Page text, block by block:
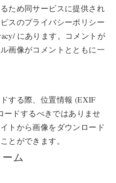
ため同サービスに提供され
スのプライバシーポリシー
にあります。コメントが
画像がコメントとともに一
する際、位置情報 (EXIF
ードするべきではありませ
トから画像をダウンロード
とができます。
ム